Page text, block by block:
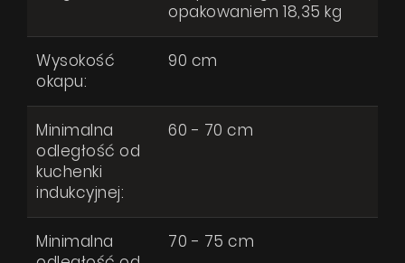
opakowaniem 18,35 kg
Wysokość
okapu:
90 cm
Minimalna
odległość od
kuchenki
indukcyjnej:
60 - 70 cm
Minimalna
70 - 75 cm